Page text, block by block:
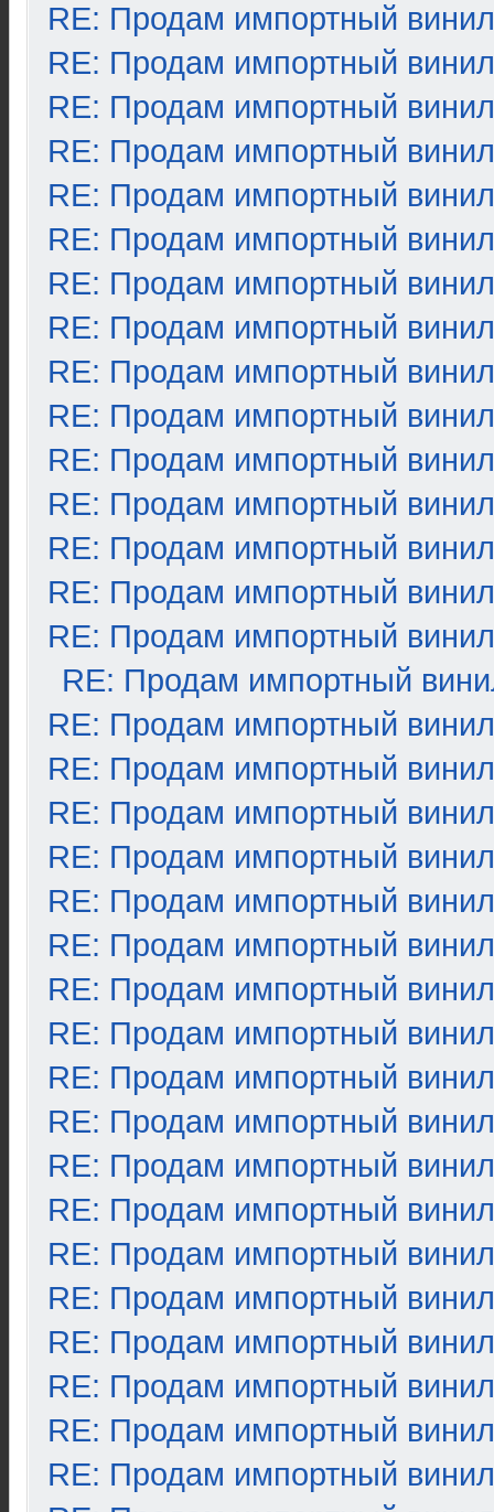
RE: Продам импортный винил
RE: Продам импортный винил
RE: Продам импортный винил
RE: Продам импортный винил
RE: Продам импортный винил
RE: Продам импортный винил
RE: Продам импортный винил
RE: Продам импортный винил
RE: Продам импортный винил
RE: Продам импортный винил
RE: Продам импортный винил
RE: Продам импортный винил
RE: Продам импортный винил
RE: Продам импортный винил
RE: Продам импортный винил
RE: Продам импортный
RE: Продам импортный винил
RE: Продам импортный винил
RE: Продам импортный винил
RE: Продам импортный винил
RE: Продам импортный винил
RE: Продам импортный винил
RE: Продам импортный винил
RE: Продам импортный винил
RE: Продам импортный винил
RE: Продам импортный винил
RE: Продам импортный винил
RE: Продам импортный винил
RE: Продам импортный винил
RE: Продам импортный винил
RE: Продам импортный винил
RE: Продам импортный винил
RE: Продам импортный винил
RE: Продам импортный винил